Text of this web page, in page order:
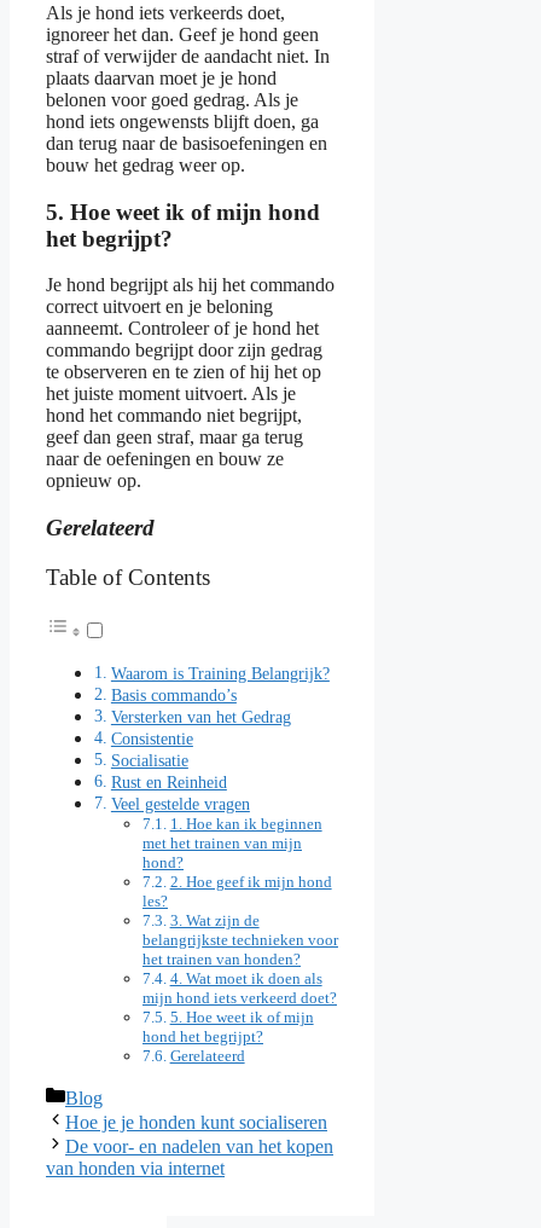
Als je hond iets verkeerds doet,
ignoreer het dan. Geef je hond geen
straf of verwijder de aandacht niet. In
plaats daarvan moet je je hond
belonen voor goed gedrag. Als je
hond iets ongewensts blijft doen, ga
dan terug naar de basisoefeningen en
bouw het gedrag weer op.
5. Hoe weet ik of mijn hond
het begrijpt?
Je hond begrijpt als hij het commando
correct uitvoert en je beloning
aanneemt. Controleer of je hond het
commando begrijpt door zijn gedrag
te observeren en te zien of hij het op
het juiste moment uitvoert. Als je
hond het commando niet begrijpt,
geef dan geen straf, maar ga terug
naar de oefeningen en bouw ze
opnieuw op.
Gerelateerd
Table of Contents
Waarom is Training Belangrijk?
Basis commando’s
Versterken van het Gedrag
Consistentie
Socialisatie
Rust en Reinheid
Veel gestelde vragen
1. Hoe kan ik beginnen
met het trainen van mijn
hond?
2. Hoe geef ik mijn hond
les?
3. Wat zijn de
belangrijkste technieken voor
het trainen van honden?
4. Wat moet ik doen als
mijn hond iets verkeerd doet?
5. Hoe weet ik of mijn
hond het begrijpt?
Gerelateerd
Categorieën
Blog
Hoe je je honden kunt socialiseren
De voor- en nadelen van het kopen
van honden via internet